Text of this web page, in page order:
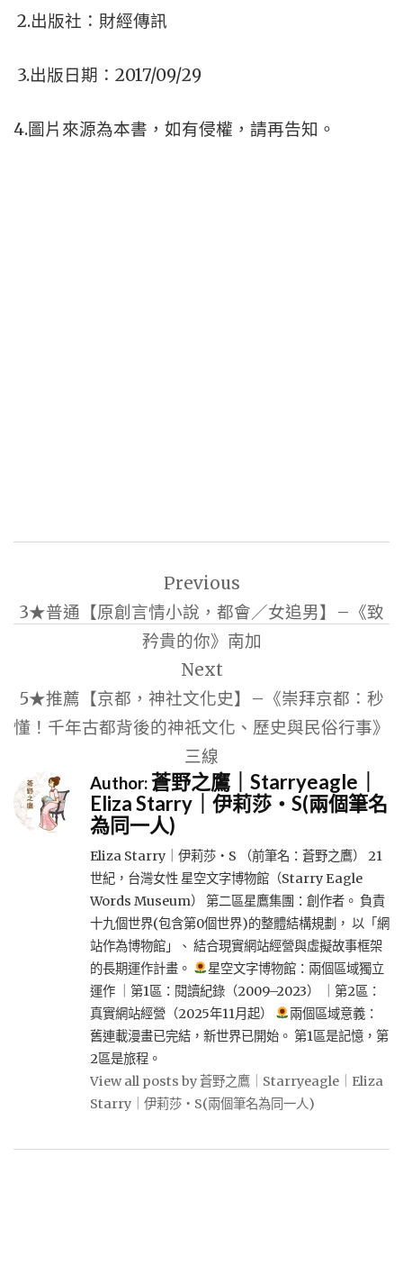
2.出版社：財經傳訊
3.出版日期： 2017/09/29
4.圖片來源為本書，如有侵權，請再告知。
導
Previous
3★普通【原創言情小說，都會／女追男】–《致
矜貴的你》南加
Next
5★推薦【京都，神社文化史】–《崇拜京都：秒
懂！千年古都背後的神祇文化、歷史與民俗行事》
三線
Author:蒼野之鷹｜Starryeagle｜
Eliza Starry｜伊莉莎・S(兩個筆名
為同一人)
Eliza Starry｜伊莉莎・S （前筆名：蒼野之鷹） 21
世紀，台灣女性 星空文字博物館（Starry Eagle
Words Museum） 第二區星鷹集團：創作者。 負責
十九個世界(包含第0個世界)的整體結構規劃， 以「網
站作為博物館」、 結合現實網站經營與虛擬故事框架
的長期運作計畫。
星空文字博物館：兩個區域獨立
運作 ｜第1區：閱讀紀錄（2009–2023） ｜第2區：
真實網站經營（2025年11月起）
兩個區域意義：
舊連載漫畫已完結，新世界已開始。 第1區是記憶，第
2區是旅程。
View all posts by 蒼野之鷹｜Starryeagle｜Eliza
Starry｜伊莉莎・S(兩個筆名為同一人)